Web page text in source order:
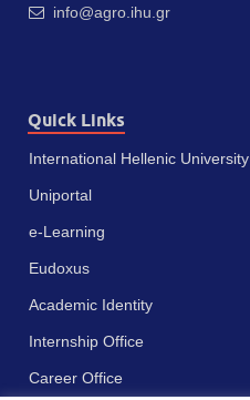
info@agro.ihu.gr
Quick Links
International Hellenic University
Uniportal
e-Learning
Eudoxus
Academic Identity
Internship Office
Career Office